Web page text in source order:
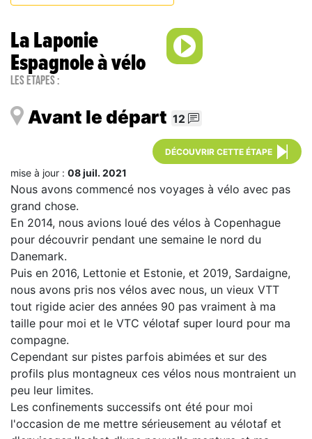
La Laponie
Espagnole à vélo
Les étapes :
Avant le départ 12
DÉCOUVRIR CETTE ÉTAPE
mise à jour : 08 juil. 2021
Nous avons commencé nos voyages à vélo avec pas
grand chose.
En 2014, nous avions loué des vélos à Copenhague
pour découvrir pendant une semaine le nord du
Danemark.
Puis en 2016, Lettonie et Estonie, et 2019, Sardaigne,
nous avons pris nos vélos avec nous, un vieux VTT
tout rigide acier des années 90 pas vraiment à ma
taille pour moi et le VTC vélotaf super lourd pour ma
compagne.
Cependant sur pistes parfois abimées et sur des
profils plus montagneux ces vélos nous montraient un
peu leur limites.
Les confinements successifs ont été pour moi
l'occasion de me mettre sérieusement au vélotaf et